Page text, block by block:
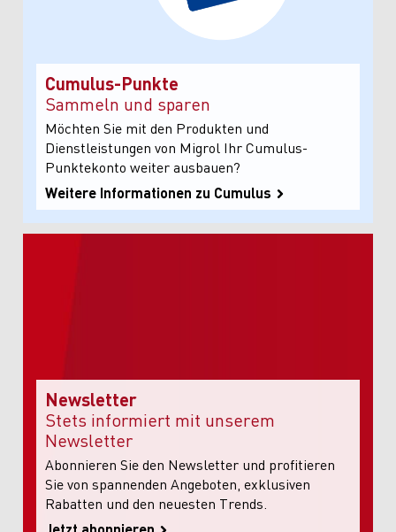
Cumulus-Punkte
Sammeln und sparen
Möchten Sie mit den Produkten und
Dienstleistungen von Migrol Ihr Cumulus-
Punktekonto weiter ausbauen?
Weitere Informationen zu Cumulus
Newsletter
Stets informiert mit unserem
Newsletter
Abonnieren Sie den Newsletter und profitieren
Sie von spannenden Angeboten, exklusiven
Rabatten und den neuesten Trends.